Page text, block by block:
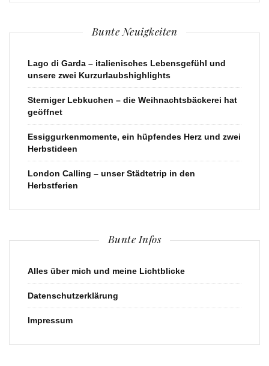
Bunte Neuigkeiten
Lago di Garda – italienisches Lebensgefühl und
unsere zwei Kurzurlaubshighlights
Sterniger Lebkuchen – die Weihnachtsbäckerei hat
geöffnet
Essiggurkenmomente, ein hüpfendes Herz und zwei
Herbstideen
London Calling – unser Städtetrip in den
Herbstferien
Bunte Infos
Alles über mich und meine Lichtblicke
Datenschutzerklärung
Impressum